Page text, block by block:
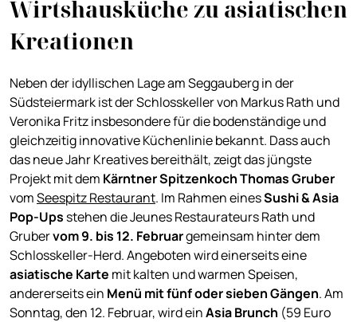
Wirtshausküche zu asiatischen
Kreationen
Neben der idyllischen Lage am Seggauberg in der
Südsteiermark ist der Schlosskeller von Markus Rath und
Veronika Fritz insbesondere für die bodenständige und
gleichzeitig innovative Küchenlinie bekannt. Dass auch
das neue Jahr Kreatives bereithält, zeigt das jüngste
Projekt mit dem Kärntner Spitzenkoch Thomas Gruber
vomSeespitz Restaurant. Im Rahmen einesSushi & Asia
Pop-Ups stehen die Jeunes Restaurateurs Rath und
Grubervom 9. bis 12. Februargemeinsam hinter dem
Schlosskeller-Herd. Angeboten wird einerseits eine
asiatische Karte mit kalten und warmen Speisen,
andererseits ein Menü mit fünf oder sieben Gängen. Am
Sonntag, den 12. Februar, wird einAsia Brunch (59 Euro